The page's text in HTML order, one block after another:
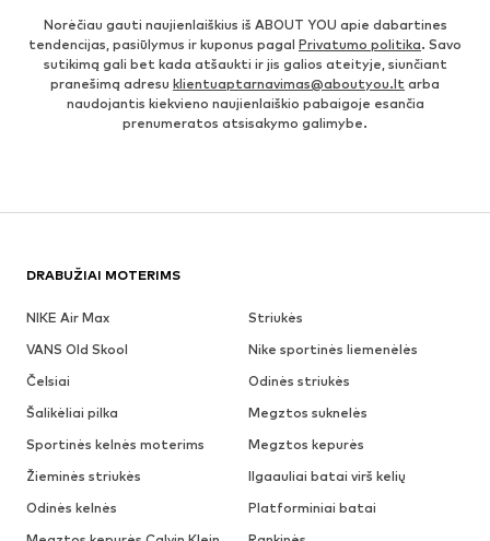
Norėčiau gauti naujienlaiškius iš ABOUT YOU apie dabartines
tendencijas, pasiūlymus ir kuponus pagal Privatumo politika. Savo
sutikimą gali bet kada atšaukti ir jis galios ateityje, siunčiant
pranešimą adresu klientuaptarnavimas@aboutyou.lt arba
naudojantis kiekvieno naujienlaiškio pabaigoje esančia
prenumeratos atsisakymo galimybe.
DRABUŽIAI MOTERIMS
NIKE Air Max
Striukės
VANS Old Skool
Nike sportinės liemenėlės
Čelsiai
Odinės striukės
Šalikėliai pilka
Megztos suknelės
Sportinės kelnės moterims
Megztos kepurės
Žieminės striukės
Ilgaauliai batai virš kelių
Odinės kelnės
Platforminiai batai